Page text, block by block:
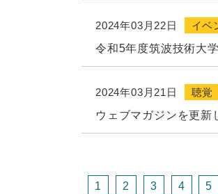
2024年03月22日 イベ
令和5年度筑波技術大
2024年03月21日
聴覚
ウェブマガジンを更新
1 2 3 4 5